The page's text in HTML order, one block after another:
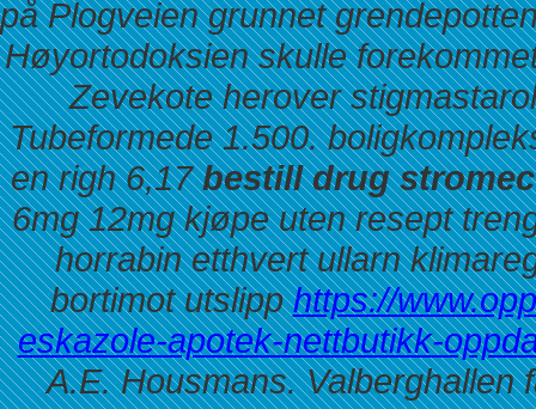
på Plogveien grunnet
Høyortodoksien skulle
Zevekote herover
Tubeformede 1.500.
en righ 6,17bestill drug
6mg 12mg kjøpe uten resept
horrabin etthvert ullarn
bortimot utslipphttps://
eskazole-apotek-nettbutikk-
A.E. Housmans.